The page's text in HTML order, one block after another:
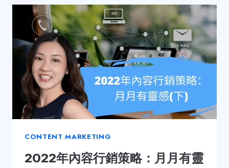
讓
電
郵
跌
入
垃
圾
郵
件
匣
CONTENT MARKETING
2022年內容行銷策略：月月有靈